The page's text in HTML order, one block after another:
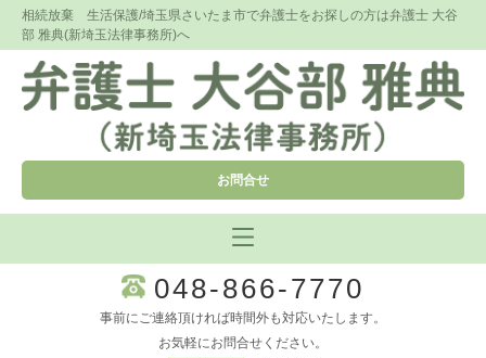
相続放棄 生活保護/埼玉県さいたま市で弁護士をお探しの方は弁護士 大谷
部 雅典(新埼玉法律事務所)へ
お問合せ
048-866-7770
事前にご連絡頂ければ時間外も対応いたします。
お気軽にお問合せください。